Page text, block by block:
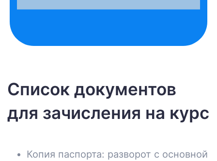
Список документов
для зачисления на курс
Копия паспорта: разворот с основной